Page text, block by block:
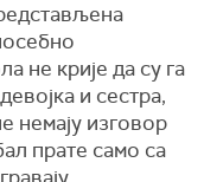
не крије да су га
и сестра,
немају изговор
прате само са